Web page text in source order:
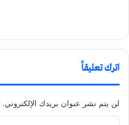
اترك تعليقاً
لن يتم نشر عنوان بريدك الإلكتروني.